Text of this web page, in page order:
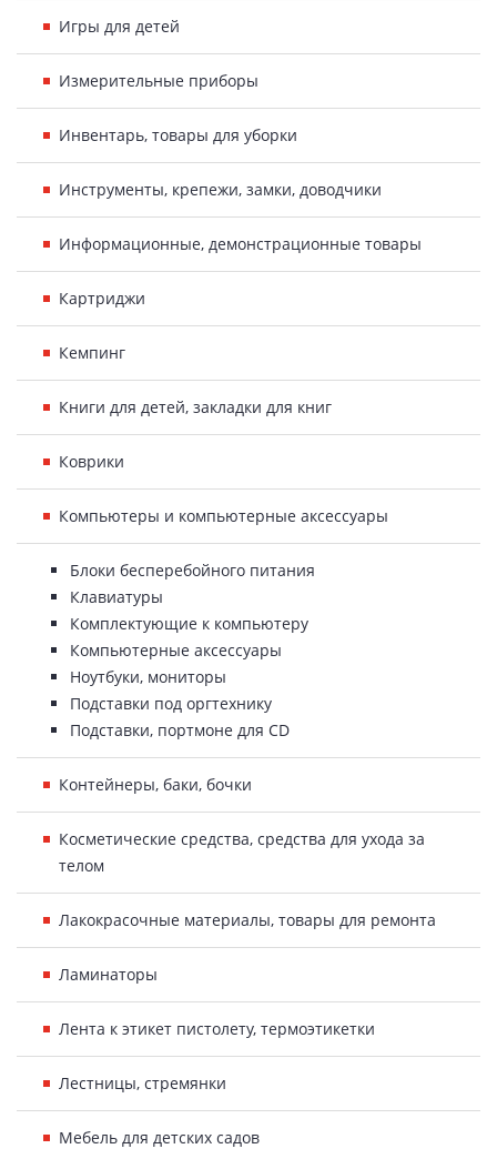
Игры для детей
Измерительные приборы
Инвентарь, товары для уборки
Инструменты, крепежи, замки, доводчики
Информационные, демонстрационные товары
Картриджи
Кемпинг
Книги для детей, закладки для книг
Коврики
Компьютеры и компьютерные аксессуары
Блоки бесперебойного питания
Клавиатуры
Комплектующие к компьютеру
Компьютерные аксессуары
Ноутбуки, мониторы
Подставки под оргтехнику
Подставки, портмоне для CD
Контейнеры, баки, бочки
Косметические средства, средства для ухода за
телом
Лакокрасочные материалы, товары для ремонта
Ламинаторы
Лента к этикет пистолету, термоэтикетки
Лестницы, стремянки
Мебель для детских садов